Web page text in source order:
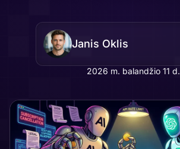
Janis Oklis
2026 m. balandžio 11 d.